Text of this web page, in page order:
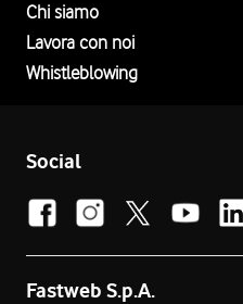
Chi siamo
Lavora con noi
Whistleblowing
Social
Fastweb S.p.A.